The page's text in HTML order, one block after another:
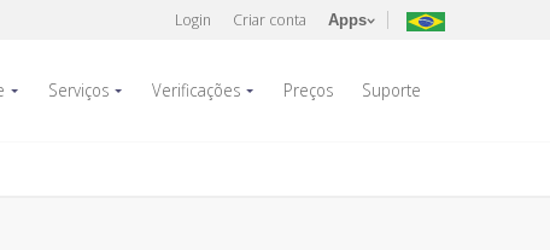
Login Criar conta Apps
Serviços Verificações Preços Suporte